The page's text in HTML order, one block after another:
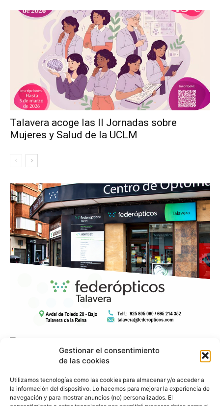
Gestionar el consentimiento
de las cookies
Utilizamos tecnologías como las cookies para almacenar y/o acceder a
la información del dispositivo. Lo hacemos para mejorar la experiencia de
navegación y para mostrar anuncios (no) personalizados. El
Talavera acoge las II Jornadas sobre
Mujeres y Salud de la UCLM